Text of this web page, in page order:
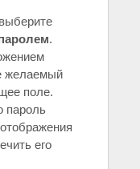
.
желаемый
поле.
пароль
его